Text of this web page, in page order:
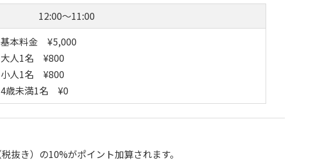
12:00～11:00
基本料金 ¥5,000
大人1名 ¥800
小人1名 ¥800
4歳未満1名 ¥0
抜き）の10%がポイント加算されます。